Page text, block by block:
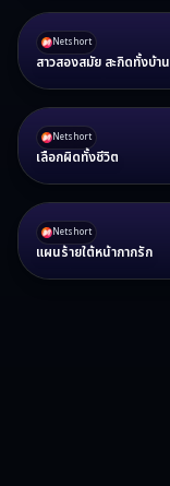
Netshort
สาวสองสมัย สะกิดทั้งบ้าน
Netshort
เลือกผิดทั้งชีวิต
Netshort
แผนร้ายใต้หน้ากากรัก